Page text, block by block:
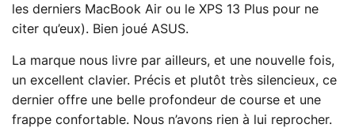
les derniers MacBook Air ou le XPS 13 Plus pour ne
citer qu’eux). Bien joué ASUS.
La marque nous livre par ailleurs, et une nouvelle fois,
un excellent clavier. Précis et plutôt très silencieux, ce
dernier offre une belle profondeur de course et une
frappe confortable. Nous n’avons rien à lui reprocher.